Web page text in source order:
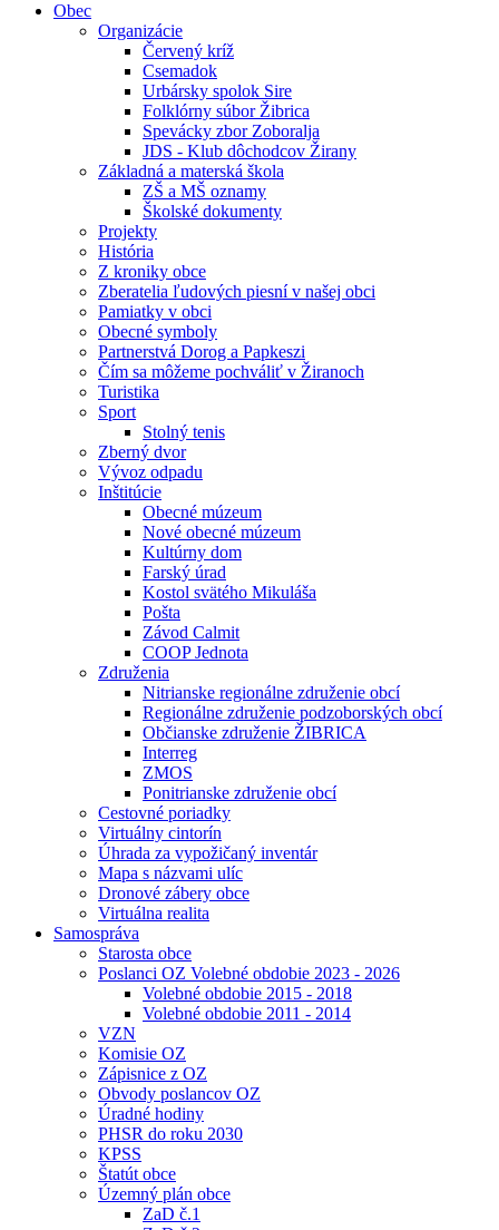
Obec
Organizácie
Červený kríž
Csemadok
Urbársky spolok Sire
Folklórny súbor Žibrica
Spevácky zbor Zoboralja
JDS - Klub dôchodcov Žirany
Základná a materská škola
ZŠ a MŠ oznamy
Školské dokumenty
Projekty
História
Z kroniky obce
Zberatelia ľudových piesní v našej obci
Pamiatky v obci
Obecné symboly
Partnerstvá Dorog a Papkeszi
Čím sa môžeme pochváliť v Žiranoch
Turistika
Sport
Stolný tenis
Zberný dvor
Vývoz odpadu
Inštitúcie
Obecné múzeum
Nové obecné múzeum
Kultúrny dom
Farský úrad
Kostol svätého Mikuláša
Pošta
Závod Calmit
COOP Jednota
Združenia
Nitrianske regionálne združenie obcí
Regionálne združenie podzoborských obcí
Občianske združenie ŽIBRICA
Interreg
ZMOS
Ponitrianske združenie obcí
Cestovné poriadky
Virtuálny cintorín
Úhrada za vypožičaný inventár
Mapa s názvami ulíc
Dronové zábery obce
Virtuálna realita
Samospráva
Starosta obce
Poslanci OZ Volebné obdobie 2023 - 2026
Volebné obdobie 2015 - 2018
Volebné obdobie 2011 - 2014
VZN
Komisie OZ
Zápisnice z OZ
Obvody poslancov OZ
Úradné hodiny
PHSR do roku 2030
KPSS
Štatút obce
Územný plán obce
ZaD č.1